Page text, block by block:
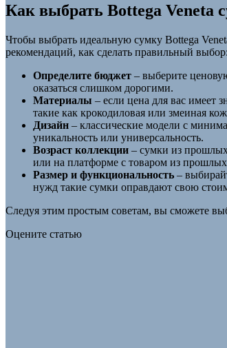
Как выбрать Bottega Veneta
Чтобы выбрать идеальную сумку Bottega
рекомендаций, как сделать правильный выбор:
Определите бюджет – выберите
оказаться слишком дорогими.
Материалы – если цена для вас имеет
такие как крокодиловая или змеиная
Дизайн – классические модели с
уникальность или универсальность.
Возраст коллекции – сумки из
или на платформе с товаром из
Размер и функциональность –
нужд такие сумки оправдают свою
Следуя этим простым советам, вы сможете
Оцените статью